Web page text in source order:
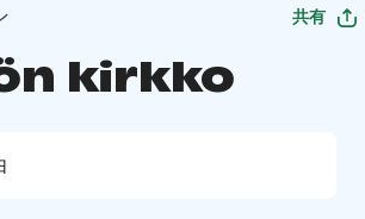
共有
kirkko